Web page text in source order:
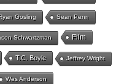
Gosling Sean Penn
Schwartzman Film
T.C. Boyle Jeffrey Wright
Wes Anderson